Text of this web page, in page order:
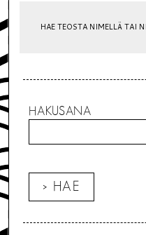
HAE TEOSTA NIMELLÄ TAI
HAKUSANA